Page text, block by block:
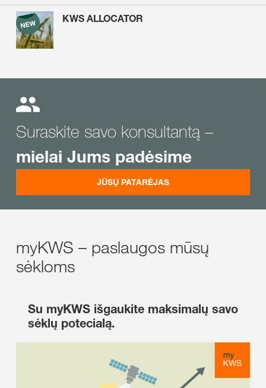
KWS ALLOCATOR
Suraskite savo konsultantą –
mielai Jums padėsime
JŪSŲ PATARĖJAS
myKWS – paslaugos mūsų
sėkloms
Su myKWS išgaukite maksimalų savo
sėklų potecialą.